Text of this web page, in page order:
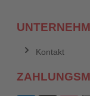
Kontakt